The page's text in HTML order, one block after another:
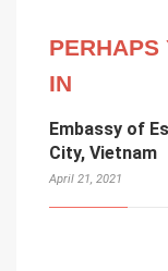
PERHAPS
IN
Embassy of
City, Vietnam
April 21, 2021